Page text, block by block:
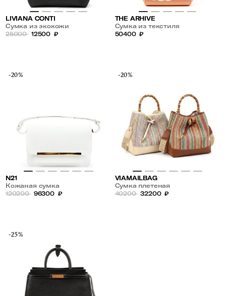
LIVIANA CONTI
Сумка из экокожи
25000 12500 ₽
THE ARHIVE
Сумка из текстиля
50400 ₽
-20%
N21
Кожаная сумка
120200 96300 ₽
-20%
VIAMAILBAG
Сумка плетеная
40200 32200 ₽
-25%